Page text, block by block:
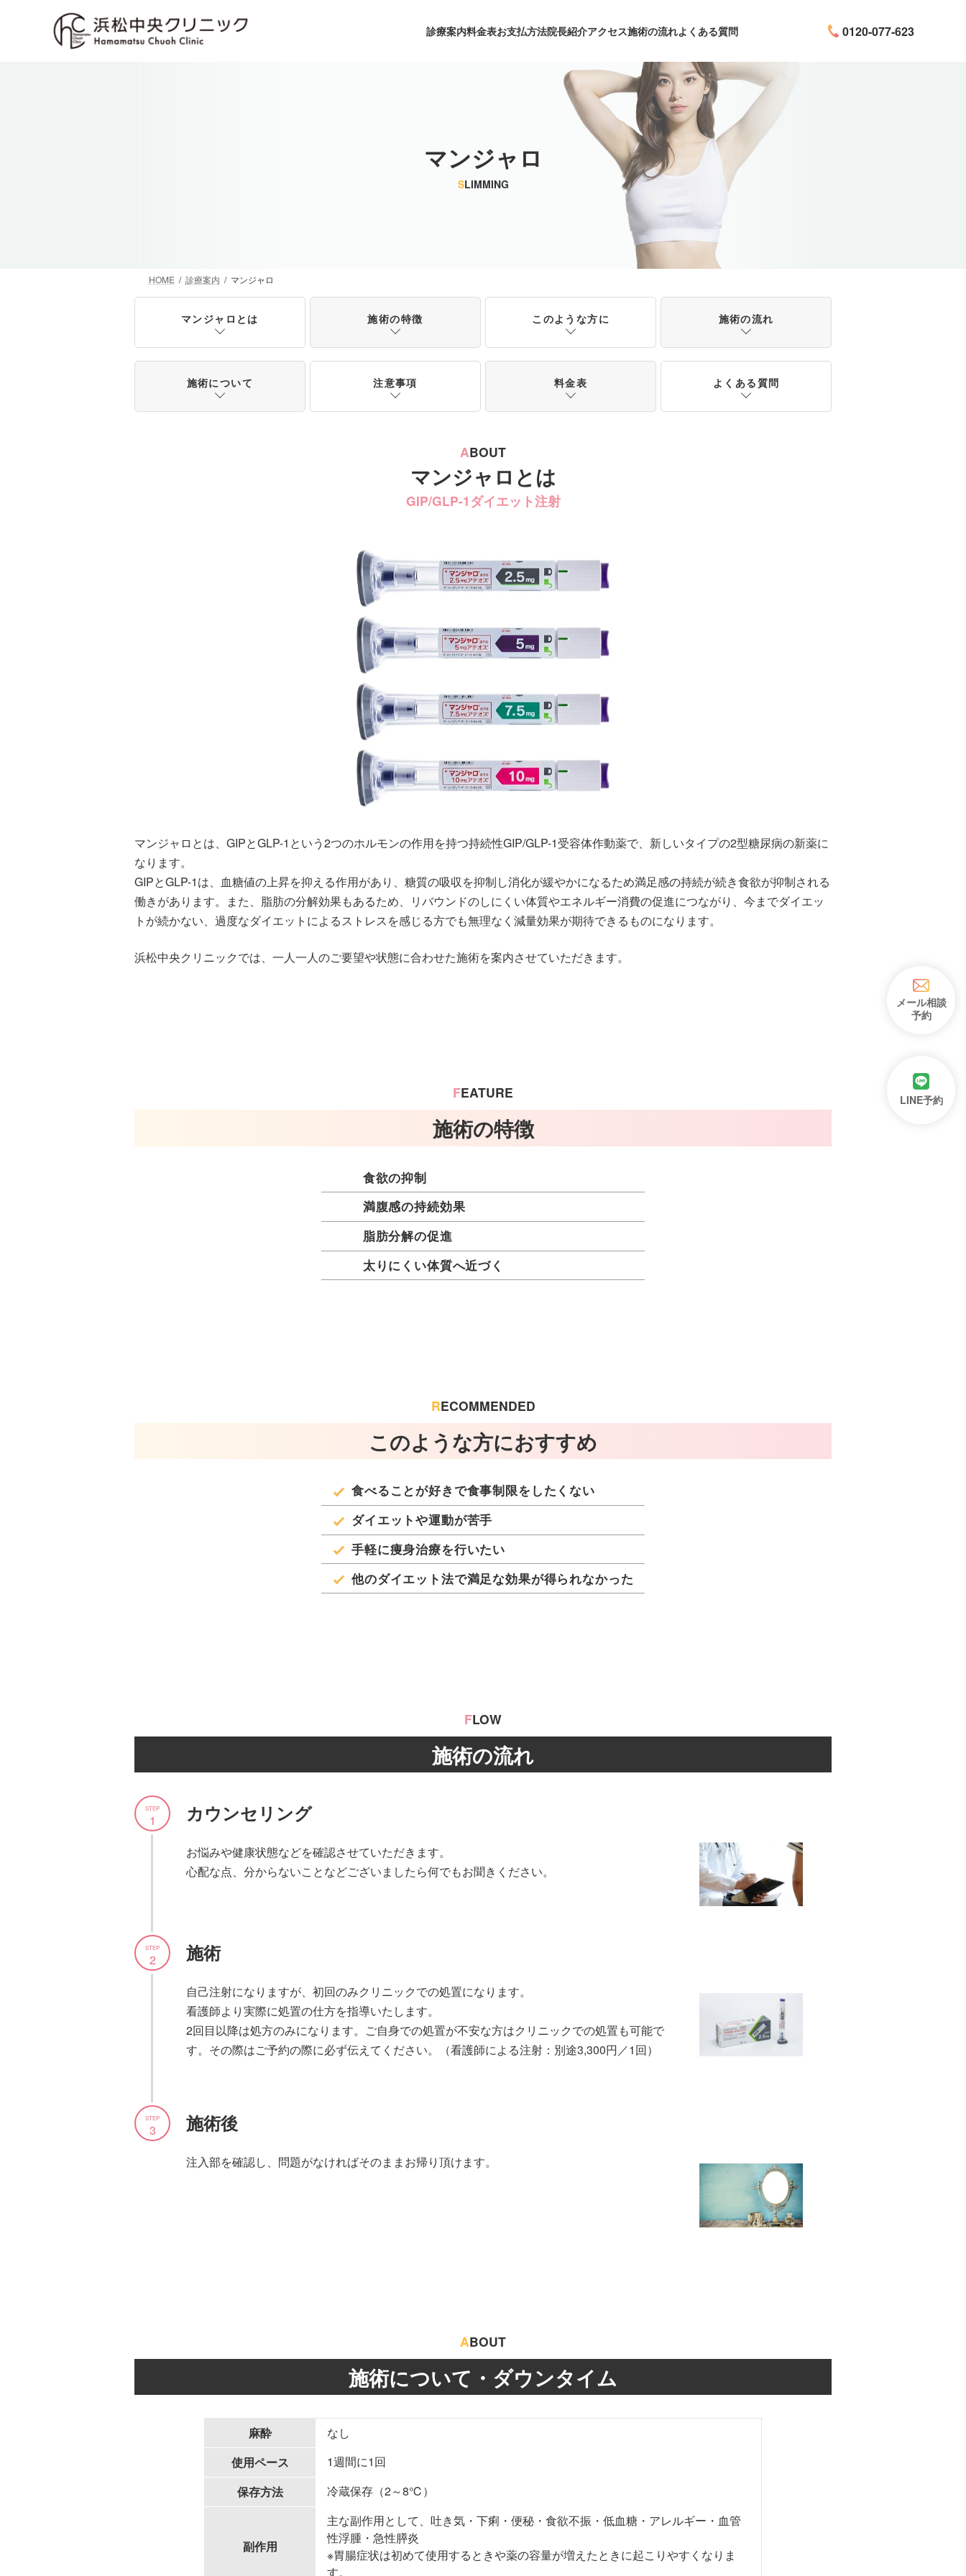
診療案内料金表お支払方法院長紹介アクセス施術の流れよくある質問 0120-077-623
マンジャロ
SLIMMING
HOME 診療案内 マンジャロ
マンジャロとは 施術の特徴 このような方に 施術の流れ
施術について 注意事項 料金表 よくある質問
ABOUT
マンジャロとは
GIP/GLP-1ダイエット注射
マンジャロとは、GIPとGLP-1という2つのホルモンの作用を持つ持続性GIP/GLP-1受容体作動薬で、新しいタイプの2型糖尿病の新薬に
なります。
GIPとGLP-1は、血糖値の上昇を抑える作用があり、糖質の吸収を抑制し消化が緩やかになるため満足感の持続が続き食欲が抑制される
働きがあります。また、脂肪の分解効果もあるため、リバウンドのしにくい体質やエネルギー消費の促進につながり、今までダイエッ
トが続かない、過度なダイエットによるストレスを感じる方でも無理なく減量効果が期待できるものになります。
浜松中央クリニックでは、一人一人のご要望や状態に合わせた施術を案内させていただきます。
FEATURE
施術の特徴
食欲の抑制
満腹感の持続効果
脂肪分解の促進
太りにくい体質へ近づく
RECOMMENDED
このような方におすすめ
食べることが好きで食事制限をしたくない
ダイエットや運動が苦手
手軽に痩身治療を行いたい
他のダイエット法で満足な効果が得られなかった
FLOW
施術の流れ
カウンセリング
お悩みや健康状態などを確認させていただきます。
心配な点、分からないことなどございましたら何でもお聞きください。
STEP
1
施術
自己注射になりますが、初回のみクリニックでの処置になります。
看護師より実際に処置の仕方を指導いたします。
2回目以降は処方のみになります。ご自身での処置が不安な方はクリニックでの処置も可能で
す。その際はご予約の際に必ず伝えてください。（看護師による注射：別途3,300円／1回）
STEP
2
施術後
注入部を確認し、問題がなければそのままお帰り頂けます。
STEP
3
ABOUT
施術について・ダウンタイム
麻酔
なし
使用ペース
1週間に1回
保存方法
冷蔵保存（2～8℃）
副作用
主な副作用として、吐き気・下痢・便秘・食欲不振・低血糖・アレルギー・血管
性浮腫・急性膵炎
※胃腸症状は初めて使用するときや薬の容量が増えたときに起こりやすくなりま
す。
メール相談
予約
LINE予約